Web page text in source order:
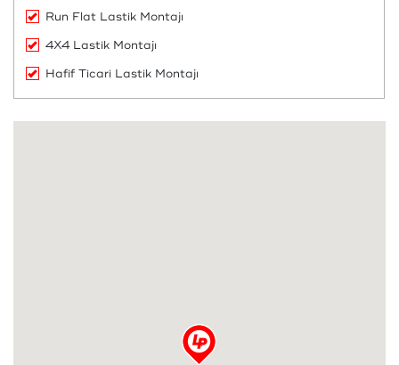
Run Flat Lastik Montajı
4X4 Lastik Montajı
Hafif Ticari Lastik Montajı